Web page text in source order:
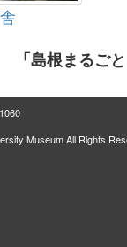
「島根まるご
Museum All Rights